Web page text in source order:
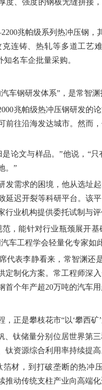
度、强度的钢板无缝拼接
兆帕级系列热冲压钢
连铸、热轧等多道工艺
名车企批量采购。
车钢研发体系”，是常智
兆帕级热冲压钢研发的
前往沿海发达城市。然而
论文与样品。”他说，“
。”
发需求的困境，他从选址
延迟开裂等科研平台。该
业机构提供委托试制与评
，能针对行业瓶颈展开
车工程学会轻量化专家如
代表李静看来，常智渊还
定制化方案。常工程师深
个年产超20万吨的汽车用
正是攀枝花市“以‘攀西矿’
钛储量分别位居世界第
资源综合利用率持续提高
箔材，到打破垄断的热冲
动传统支柱产业向高端化